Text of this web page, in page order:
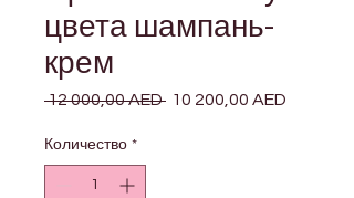
цвета шампань-
крем
12 000,00 AED Обычная
10 200,00 AED
Количество *